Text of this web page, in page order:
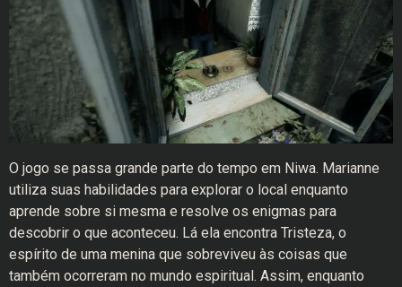
O jogo se passa grande parte do tempo em Niwa. Marianne
utiliza suas habilidades para explorar o local enquanto
aprende sobre si mesma e resolve os enigmas para
descobrir o que aconteceu. Lá ela encontra Tristeza, o
espírito de uma menina que sobreviveu às coisas que
também ocorreram no mundo espiritual. Assim, enquanto